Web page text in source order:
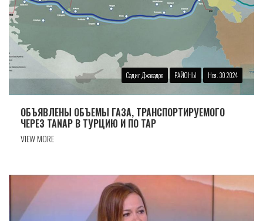
Садиг Джавадов РАЙОНЫ Ноя. 30 2024
ОБЪЯВЛЕНЫ ОБЪЕМЫ ГАЗА, ТРАНСПОРТИРУЕМОГО
ЧЕРЕЗ TANAP В ТУРЦИЮ И ПО TAP
VIEW MORE